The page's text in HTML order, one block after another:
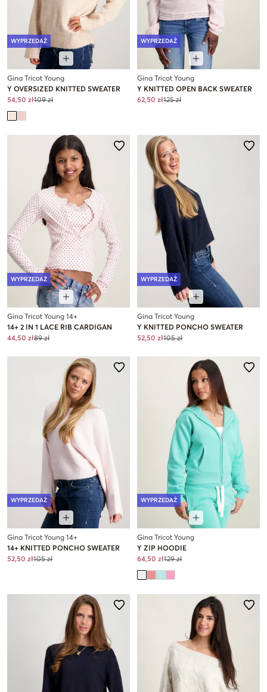
WYPRZEDAŻ
Gina Tricot Young
Y OVERSIZED KNITTED SWEATER
54,50 zł109 zł
WYPRZEDAŻ
Gina Tricot Young
Y KNITTED OPEN BACK SWEATER
62,50 zł125 zł
WYPRZEDAŻ
Gina Tricot Young 14+
14+ 2 IN 1 LACE RIB CARDIGAN
44,50 zł89 zł
WYPRZEDAŻ
Gina Tricot Young
Y KNITTED PONCHO SWEATER
52,50 zł105 zł
WYPRZEDAŻ
Gina Tricot Young 14+
14+ KNITTED PONCHO SWEATER
52,50 zł105 zł
WYPRZEDAŻ
Gina Tricot Young
Y ZIP HOODIE
64,50 zł129 zł